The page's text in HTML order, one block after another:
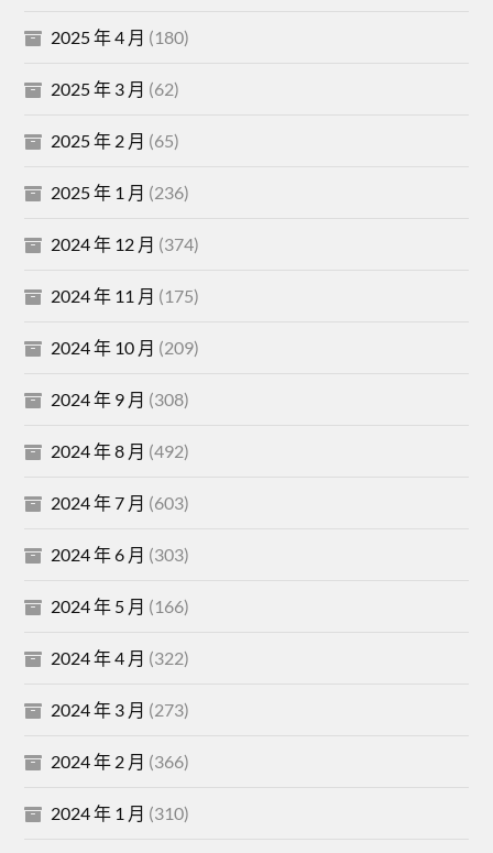
2025 年 4 月 (180)
2025 年 3 月 (62)
2025 年 2 月 (65)
2025 年 1 月 (236)
2024 年 12 月 (374)
2024 年 11 月 (175)
2024 年 10 月 (209)
2024 年 9 月 (308)
2024 年 8 月 (492)
2024 年 7 月 (603)
2024 年 6 月 (303)
2024 年 5 月 (166)
2024 年 4 月 (322)
2024 年 3 月 (273)
2024 年 2 月 (366)
2024 年 1 月 (310)